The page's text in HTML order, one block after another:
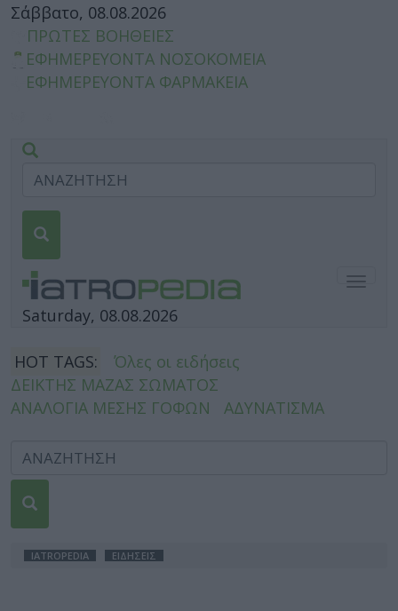
Σάββατο, 08.08.2026
ΠΡΩΤΕΣ ΒΟΗΘΕΙΕΣ
ΕΦΗΜΕΡΕΥΟΝΤΑ ΝΟΣΟΚΟΜΕΙΑ
ΕΦΗΜΕΡΕΥΟΝΤΑ ΦΑΡΜΑΚΕΙΑ
Saturday, 08.08.2026
HOT TAGS:
Όλες οι ειδήσεις
ΔΕΙΚΤΗΣ ΜΑΖΑΣ ΣΩΜΑΤΟΣ
ΑΝΑΛΟΓΙΑ ΜΕΣΗΣ ΓΟΦΩΝ
ΑΔΥΝΑΤΙΣΜΑ
IATROPEDIA ΕΙΔΗΣΕΙΣ